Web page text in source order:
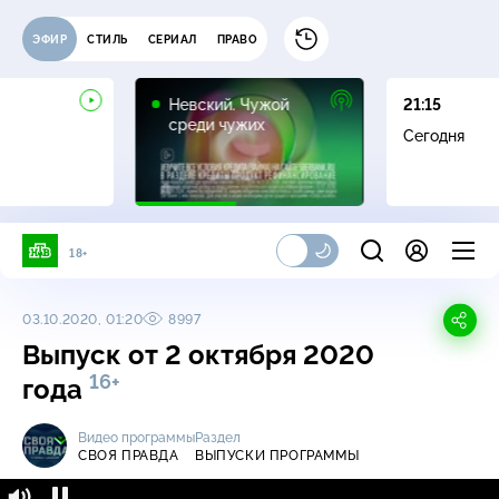
ЭФИР СТИЛЬ СЕРИАЛ ПРАВО
Невский. Чужой
среди чужих
16+
21:15
Сегодня
18+
03.10.2020, 01:20 8997
Выпуск от 2 октября 2020
года 16+
Видео программы
СВОЯ ПРАВДА
Раздел
ВЫПУСКИ ПРОГРАММЫ